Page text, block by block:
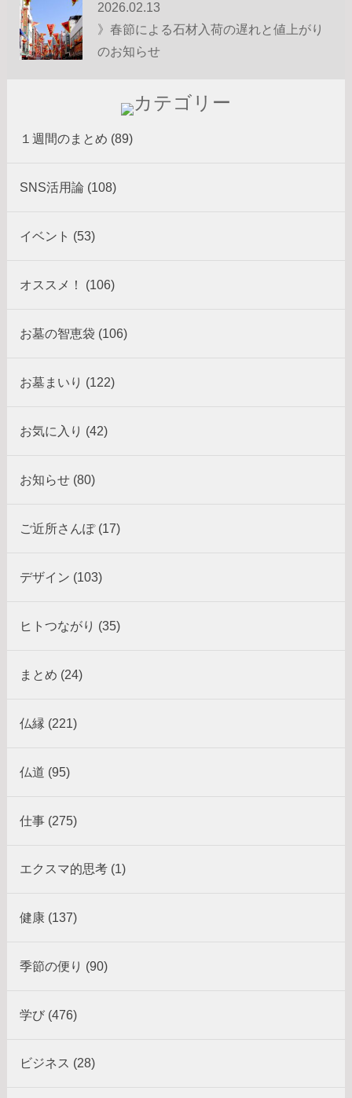
2026.02.13
》春節による石材入荷の遅れと値上がり
のお知らせ
１週間のまとめ (89)
SNS活用論 (108)
イベント (53)
オススメ！ (106)
お墓の智恵袋 (106)
お墓まいり (122)
お気に入り (42)
お知らせ (80)
ご近所さんぽ (17)
デザイン (103)
ヒトつながり (35)
まとめ (24)
仏縁 (221)
仏道 (95)
仕事 (275)
エクスマ的思考 (1)
健康 (137)
季節の便り (90)
学び (476)
ビジネス (28)